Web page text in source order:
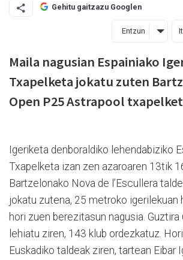
Gehitu gaitzazu Googlen
Entzun
Maila nagusian Espainiako
Txapelketa jokatu zuten
Open P25 Astrapool
Igeriketa denboraldiko lehendabiziko
Txapelketa izan zen azaroaren 13tik
Bartzelonako Nova de l’Escullera
jokatu zutena, 25 metroko igerilekuan
hori zuen berezitasun nagusia.
lehiatu ziren, 143 klub ordezkatuz.
Euskadiko taldeak ziren, tartean Eibar